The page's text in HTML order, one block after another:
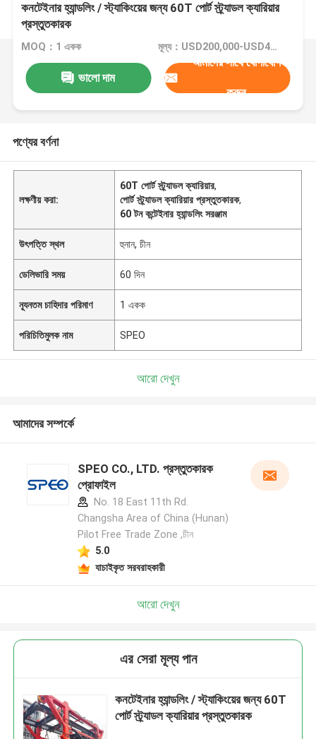
কনটেইনার হ্যান্ডলিং / স্ট্যাকিংয়ের জন্য 60T পোর্ট স্ট্র্যাডল ক্যারিয়ার
প্রস্তুতকারক
MOQ：1 একক মূল্য：USD200,000-USD400,000/Unit
ভালো দাম
আমাদের সাথে যোগাযোগ
করুন
পণ্যের বর্ণনা
লক্ষণীয় করা:
60T পোর্ট স্ট্র্যাডল ক্যারিয়ার,
পোর্ট স্ট্র্যাডল ক্যারিয়ার প্রস্তুতকারক,
60 টন কন্টেইনার হ্যান্ডলিং সরঞ্জাম
উৎপত্তি স্থল হুনান, চীন
ডেলিভারি সময় 60 দিন
ন্যূনতম চাহিদার পরিমাণ 1 একক
পরিচিতিমুলক নাম SPEO
আরো দেখুন
আমাদের সম্পর্কে
SPEO CO., LTD. প্রস্তুতকারক
প্রোফাইল
No. 18 East 11th Rd.
Changsha Area of China (Hunan)
Pilot Free Trade Zone ,চীন
5.0
যাচাইকৃত সরবরাহকারী
আরো দেখুন
এর সেরা মূল্য পান
কনটেইনার হ্যান্ডলিং / স্ট্যাকিংয়ের জন্য 60T
পোর্ট স্ট্র্যাডল ক্যারিয়ার প্রস্তুতকারক